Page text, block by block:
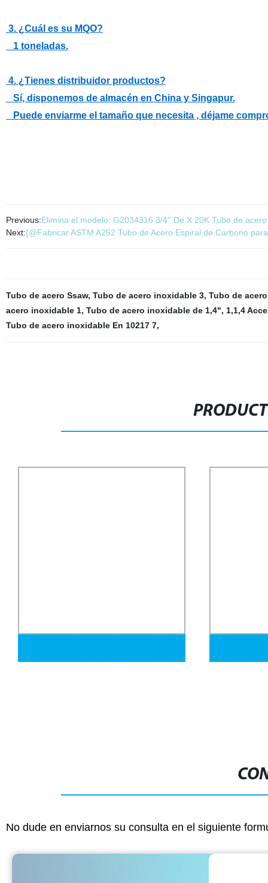
3. ¿Cuál es su MQO?
1 toneladas.
4. ¿Tienes distribuidor productos?
Sí, disponemos de almacén en China y Singapur.
Puede enviarme el tamaño que necesita , déjame
Previous:Elimina el modelo: G2034316 3/4′′ De X 20K Tubo de
Next:{@Fabricar ASTM A252 Tubo de Acero Espiral de Carbono
Tubo de acero Ssaw, Tubo de acero inoxidable 3, Tubo de
acero inoxidable 1, Tubo de acero inoxidable de 1,4", 1,1,4
Tubo de acero inoxidable En 10217 7,
No dude en enviarnos su consulta en el siguiente